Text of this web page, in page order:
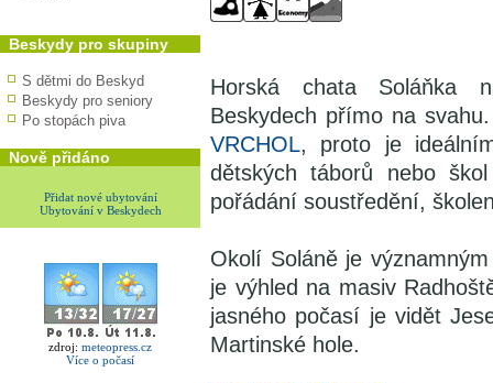
Beskydy pro skupiny
S dětmi do Beskyd
Beskydy pro seniory
Po stopách piva
Nově přidáno
Přidat nové ubytování
Ubytování v Beskydech
zdroj: meteopress.cz
Více o počasí
Horská chata Soláňka
Beskydech přímo na
VRCHOL, proto je
dětských táborů nebo
pořádání soustředění,
Okolí Soláně je
je výhled na masiv
jasného počasí je vidět
Martinské hole.